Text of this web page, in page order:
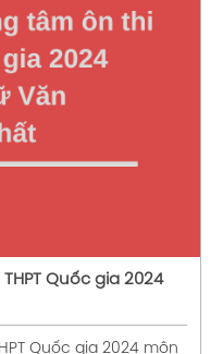
tiết
Quốc gia 2024
Quốc gia 2024 môn